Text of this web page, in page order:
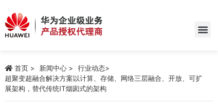
首页 新闻中心
行业动态
超聚变超融合解决方案以计算、存储、网络三层融合、开放、可扩
展架构，替代传统IT烟囱式的架构